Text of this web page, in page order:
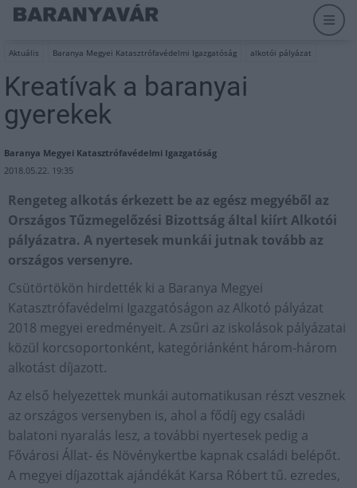
Aktuális Baranya Megyei Katasztrófavédelmi Igazgatóság alkotói pályázat
Kreatívak a baranyai
gyerekek
Baranya Megyei Katasztrófavédelmi Igazgatóság
2018.05.22. 19:35
Rengeteg alkotás érkezett be az egész megyéből az
Országos Tűzmegelőzési Bizottság által kiírt Alkotói
pályázatra. A nyertesek munkái jutnak tovább az
országos versenyre.
Csütörtökön hirdették ki a Baranya Megyei
Katasztrófavédelmi Igazgatóságon az Alkotó pályázat
2018 megyei eredményeit. A zsűri az iskolások pályázatai
közül korcsoportonként, kategóriánként három-három
alkotást díjazott.
Az első helyezettek munkái automatikusan részt vesznek
az országos versenyben is, ahol a fődíj egy családi
balatoni nyaralás lesz, a további nyertesek pedig a
Fővárosi Állat- és Növénykertbe kapnak családi belépőt.
A megyei díjazottak ajándékát Karsa Róbert tű. ezredes,